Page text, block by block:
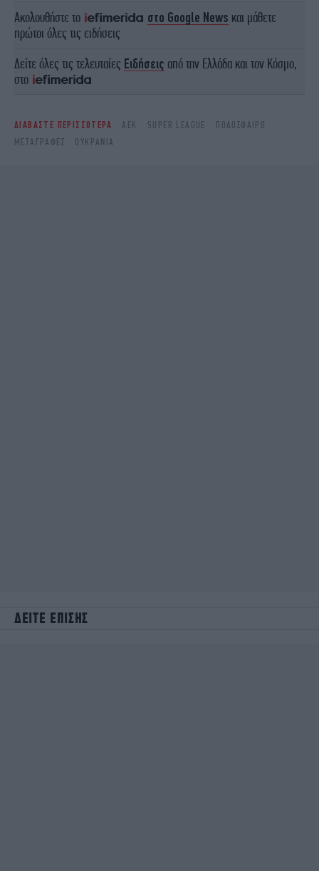
Ακολουθήστε το στο Google News και μάθετε
πρώτοι όλες τις ειδήσεις
Δείτε όλες τις τελευταίες Ειδήσεις από την Ελλάδα και τον Κόσμο,
στο
ΔΙΑΒΑΣΤΕ ΠΕΡΙΣΣΟΤΕΡΑ ΑΕΚ SUPER LEAGUE
ΠΟΔΌΣΦΑΙΡΟ
ΜΕΤΑΓΡΑΦΈΣ
ΟΥΚΡΑΝΙΑ
ΔΕΙΤΕ ΕΠΙΣΗΣ